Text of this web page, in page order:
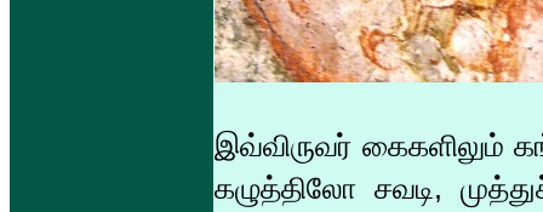
இவ்விருவர்
கழுத்திலோ சவடி,